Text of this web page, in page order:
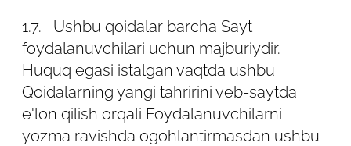
2.6. Sayt ma'muriyati Foydalanuvchi
tomonidan taqdim etilgan shaxsiy
ma'lumotlarning to'g'riligini tekshirmaydi va
uning huquqiy layoqatini baholay olmaydi.
Biroq, Sayt ma'muriyati foydalanuvchi
ishonchli va yetarli shaxsiy ma'lumotlarni
1.7.
Ushbu qoidalar barcha Sayt
foydalanuvchilari uchun majburiydir.
Huquq egasi istalgan vaqtda ushbu
Qoidalarning yangi tahririni veb-saytda
e'lon qilish orqali Foydalanuvchilarni
yozma ravishda ogohlantirmasdan ushbu